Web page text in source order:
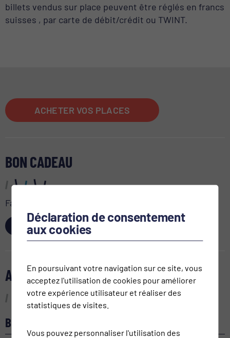
billets vendus sur place peuvent être réglés en francs
suisses , par carte de débit/crédit ou TWINT.
ACHETER VOS PLACES
BON CADEAU
Faites plaisir à vos proches!
ACHETER
AGENDA
BEL-AMI
Déclaration de consentement
aux cookies
En poursuivant votre navigation sur ce site, vous
acceptez l'utilisation de cookies pour améliorer
votre expérience utilisateur et réaliser des
statistiques de visites.
Vous pouvez personnaliser l'utilisation des